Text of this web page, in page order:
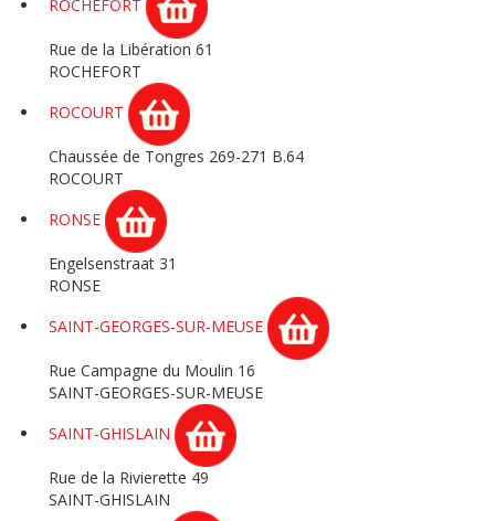
ROCHEFORT
Rue de la Libération 61
ROCHEFORT
ROCOURT
Chaussée de Tongres 269-271 B.64
ROCOURT
RONSE
Engelsenstraat 31
RONSE
SAINT-GEORGES-SUR-MEUSE
Rue Campagne du Moulin 16
SAINT-GEORGES-SUR-MEUSE
SAINT-GHISLAIN
Rue de la Rivierette 49
SAINT-GHISLAIN